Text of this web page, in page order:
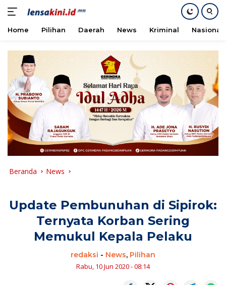
konten
Home Pilihan Daerah News Kriminal Nasional
Beranda News
Update Pembunuhan di Sipirok:
Ternyata Korban Sering
Memukul Kepala Pelaku
redaksi - News, Pilihan
Rabu, 10 Jun 2020 - 08:14